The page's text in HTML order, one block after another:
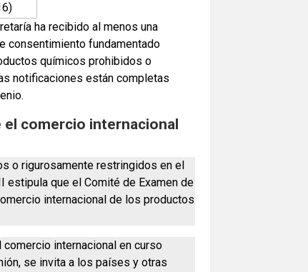
ha recibido al menos una
consentimiento fundamentado
químicos prohibidos o
notificaciones están completas
comercio internacional
o rigurosamente restringidos en el
estipula que el Comité de Examen de
internacional de los productos
internacional en curso
se invita a los países y otras